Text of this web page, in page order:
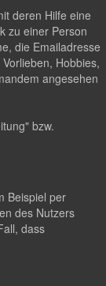
deren Hilfe eine
zu einer Person
die Emailadresse
Hobbies,
angesehen
bzw.
Beispiel per
des Nutzers
dass